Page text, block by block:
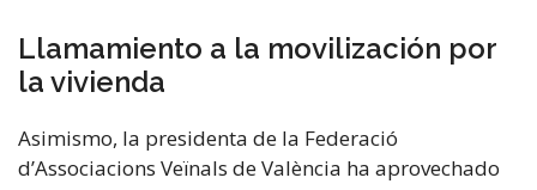
Llamamiento a la movilización por
la vivienda
Asimismo, la presidenta de la Federació
d’Associacions Veïnals de València ha aprovechado